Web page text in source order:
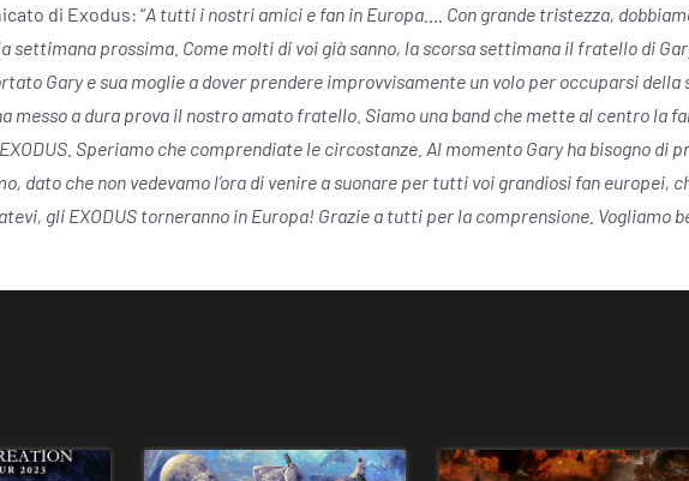
di Exodus: “A tutti i nostri amici e fan in Europa…. Con grande tristezza,
settimana prossima. Come molti di voi già sanno, la scorsa settimana il fratello di
Gary e sua moglie a dover prendere improvvisamente un volo per occuparsi della
messo a dura prova il nostro amato fratello. Siamo una band che mette al centro la
Speriamo che comprendiate le circostanze. Al momento Gary ha bisogno di
dato che non vedevamo l’ora di venire a suonare per tutti voi grandiosi fan europei,
gli EXODUS torneranno in Europa! Grazie a tutti per la comprensione. Vogliamo